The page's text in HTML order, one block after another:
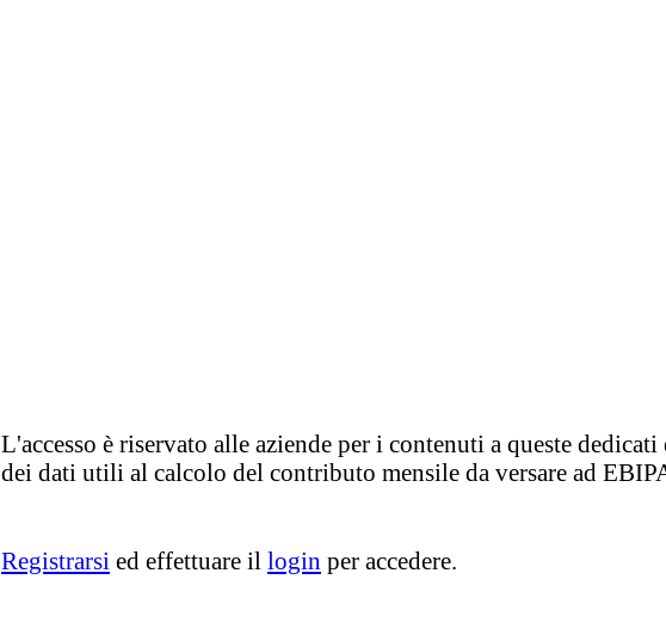
L'accesso è riservato alle aziende per i contenuti a queste
dei dati utili al calcolo del contributo mensile da versare ad
Registrarsi ed effettuare il login per accedere.